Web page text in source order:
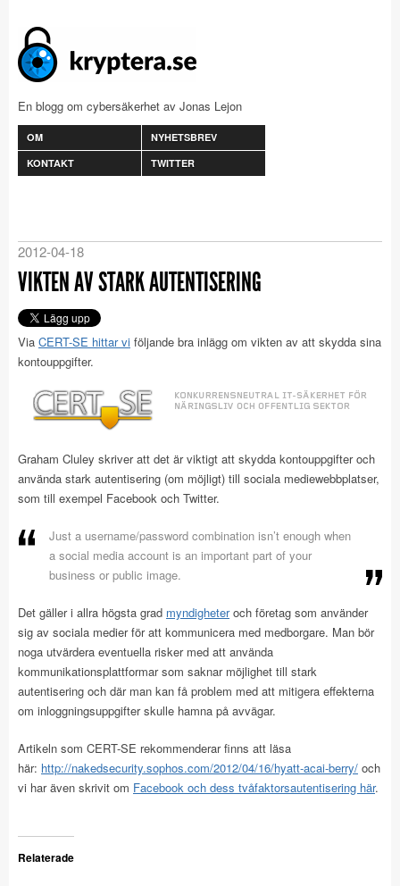
En blogg om cybersäkerhet av Jonas Lejon
OM
NYHETSBREV
KONTAKT
TWITTER
2012-04-18
VIKTEN AV STARK AUTENTISERING
Via CERT-SE hittar vi följande bra inlägg om vikten av att skydda sina
kontouppgifter.
Graham Cluley skriver att det är viktigt att skydda kontouppgifter och
använda stark autentisering (om möjligt) till sociala mediewebbplatser,
som till exempel Facebook och Twitter.
Just a username/password combination isn’t enough when
a social media account is an important part of your
business or public image.
Det gäller i allra högsta grad myndigheteroch företag som använder
sig av sociala medier för att kommunicera med medborgare. Man bör
noga utvärdera eventuella risker med att använda
kommunikationsplattformar som saknar möjlighet till stark
autentisering och där man kan få problem med att mitigera effekterna
om inloggningsuppgifter skulle hamna på avvägar.
Artikeln som CERT-SE rekommenderar finns att läsa
här: http://nakedsecurity.sophos.com/2012/04/16/hyatt-acai-berry/ och
vi har även skrivit om Facebook och dess tvåfaktorsautentisering här.
Relaterade